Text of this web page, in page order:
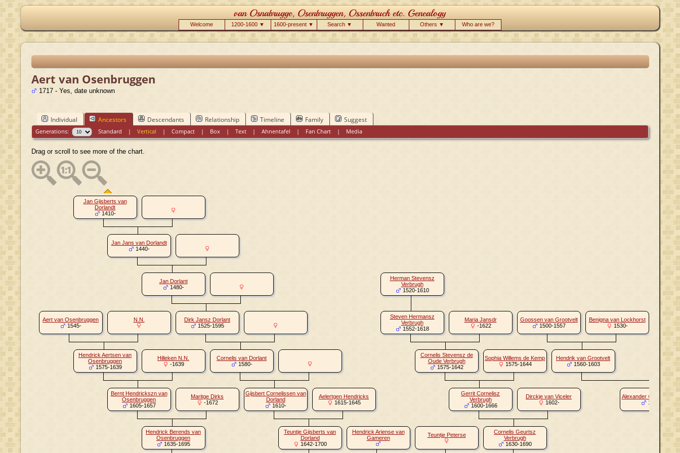
Welcome 1200-1600 ▼ 1600-present ▼ Search ▼ Wanted Others ▼ Who are we?
Aert van Osenbruggen
1717 - Yes, date unknown
Individual Ancestors Descendants Relationship Timeline Family Suggest
Generations: Standard |Vertical |Compact | Box |Text |Ahnentafel | Fan Chart | Media
Drag or scroll to see more of the chart.
Jan Gijsberts van
Dorlandt
1410-
Jan Jans van Dorlandt
1440-
Jan Dorlant
1480-
Herman Stevensz
Verbrugh
1520-1610
Aert van Osenbruggen
1545-
N.N.
Dirk Jansz Dorlant
1525-1595
Steven Hermansz
Verbrugh
1552-1618
Maria Jansdr
-1622
Goossen van Grootvelt
1500-1557
Benigna van Lockhorst
1530-
Henrick
Hendrick Aertsen van
Osenbruggen
1575-1639
Hilleken N.N.
-1639
Cornelis van Dorlant
1580-
Cornelis Stevensz de
Oude Verbrugh
1575-1642
Sophia Willems de Kemp
1575-1644
Hendrik van Grootvelt
1560-1603
Bernt Hendrickszn van
Osenbruggen
1605-1657
Maritge Dirks
-1672
Gijsbert Cornelissen van
Dorland
1610-
Aelertgen Hendricks
1615-1645
Gerrit Cornelisz
Verbrugh
1600-1666
Dirckje van Viceler
1602-
Alexander van
1595-
Hendrick Berends van
Osenbruggen
1635-1695
Teuntje Gijsberts van
Dorland
1642-1700
Hendrick Ariense van
Gameren
Teuntje Peterse
Cornelis Geurtsz
Verbrugh
1630-1690